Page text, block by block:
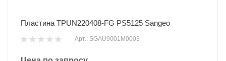
Пластина TPUN220408-FG PS5125 Sangeo
Арт.: SGAU9001M0003